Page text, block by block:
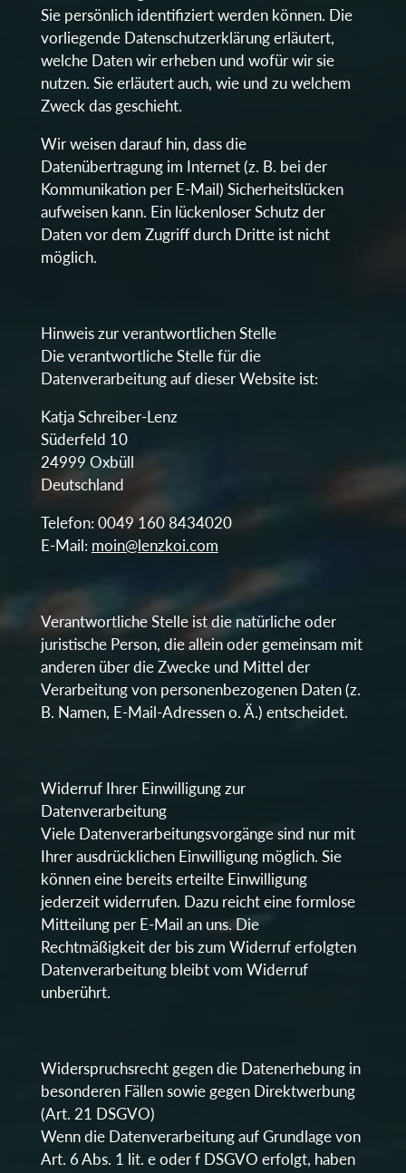
Sie persönlich identifiziert werden können. Die
vorliegende Datenschutzerklärung erläutert,
welche Daten wir erheben und wofür wir sie
nutzen. Sie erläutert auch, wie und zu welchem
Zweck das geschieht.
Wir weisen darauf hin, dass die
Datenübertragung im Internet (z. B. bei der
Kommunikation per E-Mail) Sicherheitslücken
aufweisen kann. Ein lückenloser Schutz der
Daten vor dem Zugriff durch Dritte ist nicht
möglich.
Hinweis zur verantwortlichen Stelle
Die verantwortliche Stelle für die
Datenverarbeitung auf dieser Website ist:
Katja Schreiber-Lenz
Süderfeld 10
24999 Oxbüll
Deutschland
Telefon: 0049 160 8434020
E-Mail: moin@lenzkoi.com
Verantwortliche Stelle ist die natürliche oder
juristische Person, die allein oder gemeinsam mit
anderen über die Zwecke und Mittel der
Verarbeitung von personenbezogenen Daten (z.
B. Namen, E-Mail-Adressen o. Ä.) entscheidet.
Widerruf Ihrer Einwilligung zur
Datenverarbeitung
Viele Datenverarbeitungsvorgänge sind nur mit
Ihrer ausdrücklichen Einwilligung möglich. Sie
können eine bereits erteilte Einwilligung
jederzeit widerrufen. Dazu reicht eine formlose
Mitteilung per E-Mail an uns. Die
Rechtmäßigkeit der bis zum Widerruf erfolgten
Datenverarbeitung bleibt vom Widerruf
unberührt.
Widerspruchsrecht gegen die Datenerhebung in
besonderen Fällen sowie gegen Direktwerbung
(Art. 21 DSGVO)
Wenn die Datenverarbeitung auf Grundlage von
Art. 6 Abs. 1 lit. e oder f DSGVO erfolgt, haben